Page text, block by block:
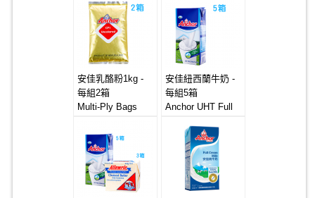
12x1Litre
安佳乳酪粉1kg -
每組2箱
Multi-Ply Bags
6X1kg
安佳紐西蘭牛奶 -
每組5箱
Anchor UHT Full
12x1Litre